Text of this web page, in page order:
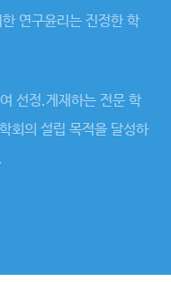
연구윤리는 진정한 학
선정.게재하는 전문 학
회의 설립 목적을 달성하